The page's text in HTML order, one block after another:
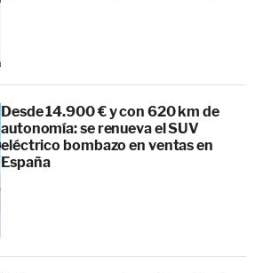
Desde 14.900 € y con 620 km de
autonomía: se renueva el SUV
eléctrico bombazo en ventas en
España